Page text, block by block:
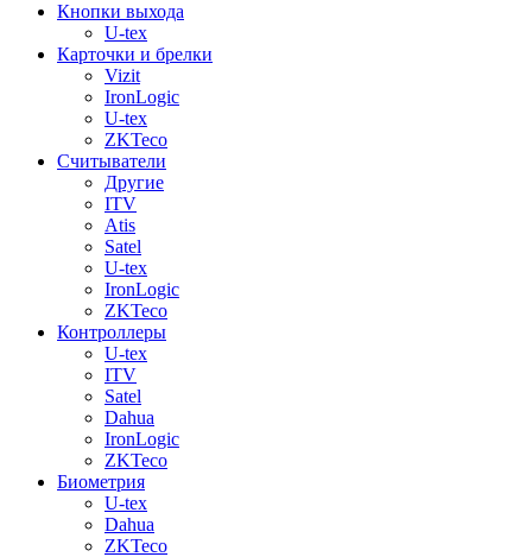
Кнопки выхода
U-tex
Карточки и брелки
Vizit
IronLogic
U-tex
ZKTeco
Считыватели
Другие
ITV
Atis
Satel
U-tex
IronLogic
ZKTeco
Контроллеры
U-tex
ITV
Satel
Dahua
IronLogic
ZKTeco
Биометрия
U-tex
Dahua
ZKTeco